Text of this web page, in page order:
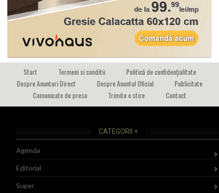
Start Termeni si conditii
Politică de confidențialitate
Despre Anunturi Direct
Despre Anuntul Oficial
Publicitate
Comunicate de presa
Trimite o stire Contact
CATEGORII +
Agenda
Editorial
Super